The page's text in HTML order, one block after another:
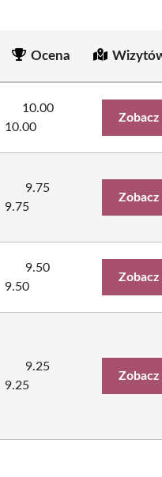
Ocena
10.00
10.00
Zobacz
9.75
9.75
Zobacz
9.50
9.50
Zobacz
9.25
9.25
Zobacz